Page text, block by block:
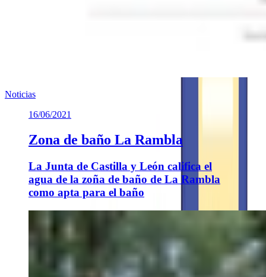
Noticias
16/06/2021
Zona de baño La Rambla
La Junta de Castilla y León califica el
agua de la zoña de baño de La Rambla
como apta para el baño